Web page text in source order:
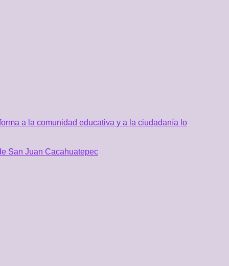
a la comunidad educativa y a la ciudadanía lo
San Juan Cacahuatepec